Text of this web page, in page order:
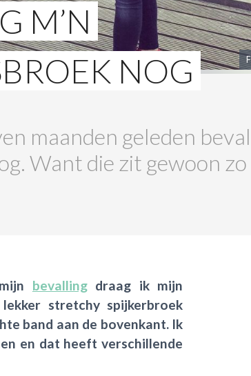
M’N
NOG
maanden geleden
Want die zit gewoon zo
bevallingdraag ik mijn
stretchy spijkerbroek
band aan de bovenkant. Ik
en dat heeft verschillende